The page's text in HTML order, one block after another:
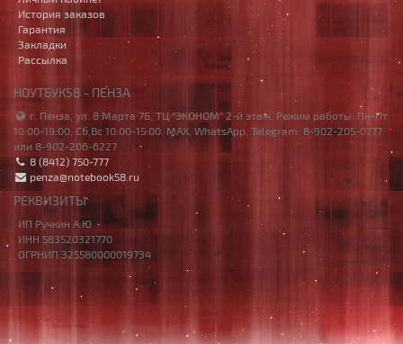
История заказов
Гарантия
Закладки
Рассылка
НОУТБУК58 - ПЕНЗА
г. Пенза, ул. 8 Марта 7Б, ТЦ "ЭКОНОМ" 2-й этаж. Режим работы: Пн-Пт
10:00-19:00, Сб,Вс 10:00-15:00. MAX, WhatsApp, Telegram: 8-902-205-0777
или 8-902-206-6227
8 (8412) 750-777
penza@notebook58.ru
РЕКВИЗИТЫ
ИП Ручкин А.Ю.
ИНН 583520321770
ОГРНИП 325580000019734